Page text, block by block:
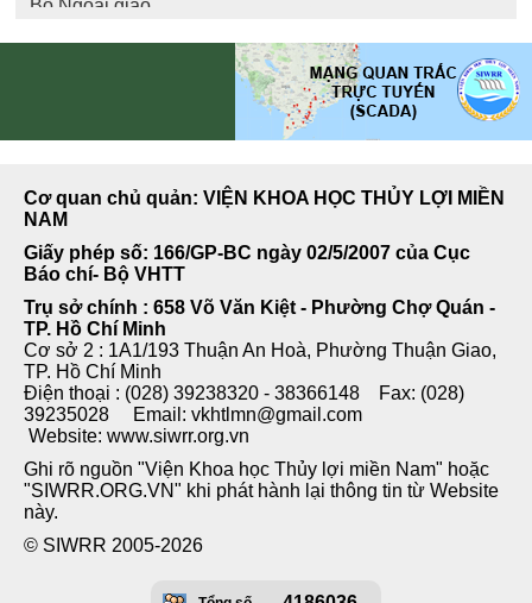
Cơ quan chủ quản: VIỆN KHOA HỌC THỦY LỢI MIỀN
NAM
Giấy phép số: 166/GP-BC ngày 02/5/2007 của Cục
Báo chí- Bộ VHTT
Trụ sở chính : 658 Võ Văn Kiệt - Phường Chợ Quán -
TP. Hồ Chí Minh
Cơ sở 2 : 1A1/193 Thuận An Hoà, Phường Thuận Giao,
TP. Hồ Chí Minh
Điện thoại : (028) 39238320 - 38366148 Fax: (028)
39235028 Email: vkhtlmn@gmail.com
Website: www.siwrr.org.vn
Ghi rõ nguồn "Viện Khoa học Thủy lợi miền Nam" hoặc
"SIWRR.ORG.VN" khi phát hành lại thông tin từ Website
này.
© SIWRR 2005-2026